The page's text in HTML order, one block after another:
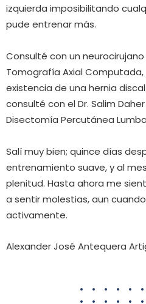
izquierda imposibilitando
pude entrenar más.
Consulté con un
Tomografía Axial
existencia de una hernia
consulté con el Dr. Salim
Disectomía Percutánea
Salí muy bien; quince días
entrenamiento suave, y al
plenitud. Hasta ahora me
a sentir molestias, aun
activamente.
Alexander José Antequera